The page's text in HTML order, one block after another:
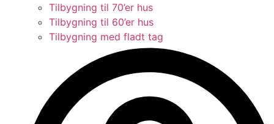
Tilbygning til 70’er hus
Tilbygning til 60’er hus
Tilbygning med fladt tag